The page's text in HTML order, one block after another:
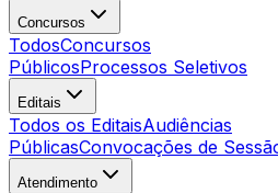
Concursos
TodosConcursos
PúblicosProcessos Seletivos
Editais
Todos os EditaisAudiências
PúblicasConvocações de
Atendimento